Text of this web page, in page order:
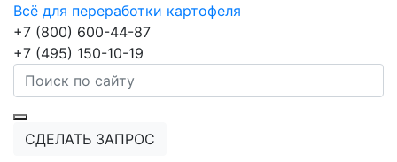
Всё для переработки картофеля
+7 (800) 600-44-87
+7 (495) 150-10-19
СДЕЛАТЬ ЗАПРОС